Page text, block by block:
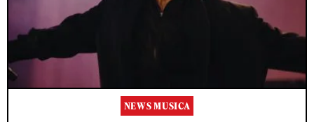
NEWS MUSICA